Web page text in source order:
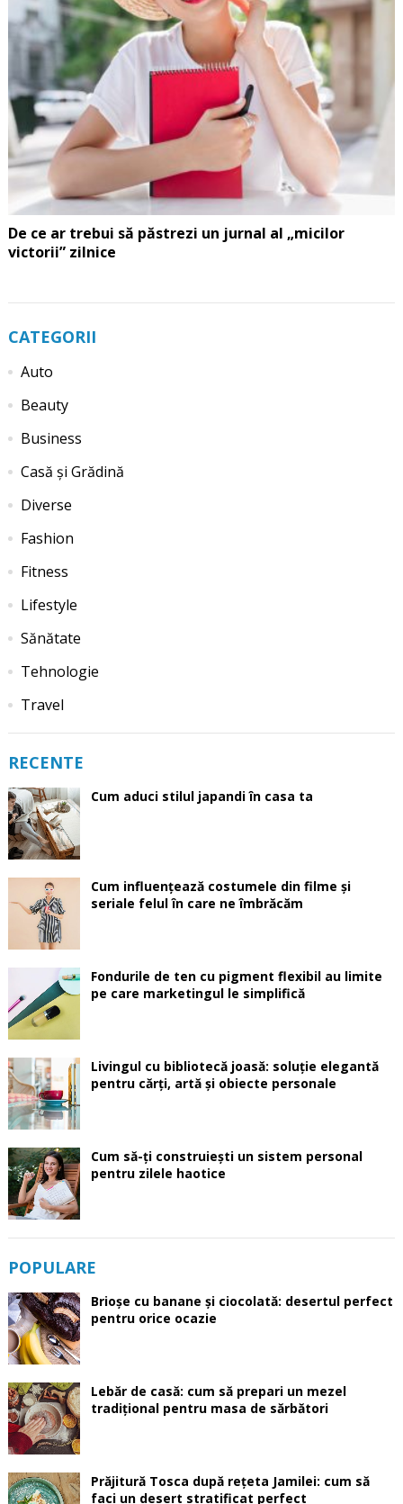
De ce ar trebui să păstrezi un jurnal al „micilor
victorii” zilnice
CATEGORII
Auto
Beauty
Business
Casă și Grădină
Diverse
Fashion
Fitness
Lifestyle
Sănătate
Tehnologie
Travel
RECENTE
Cum aduci stilul japandi în casa ta
Cum influențează costumele din filme și
seriale felul în care ne îmbrăcăm
Fondurile de ten cu pigment flexibil au limite
pe care marketingul le simplifică
Livingul cu bibliotecă joasă: soluție elegantă
pentru cărți, artă și obiecte personale
Cum să-ți construiești un sistem personal
pentru zilele haotice
POPULARE
Brioșe cu banane și ciocolată: desertul perfect
pentru orice ocazie
Lebăr de casă: cum să prepari un mezel
tradițional pentru masa de sărbători
Prăjitură Tosca după rețeta Jamilei: cum să
faci un desert stratificat perfect